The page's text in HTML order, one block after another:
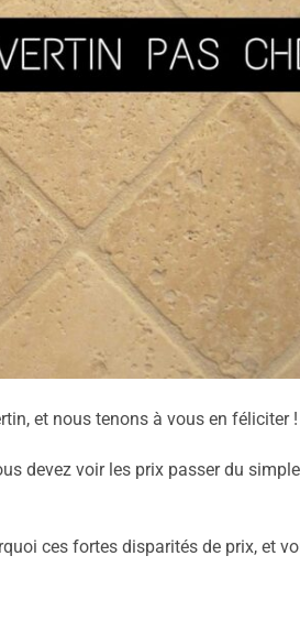
et nous tenons à vous en féliciter !
devez voir les prix passer du
ces fortes disparités de prix, et